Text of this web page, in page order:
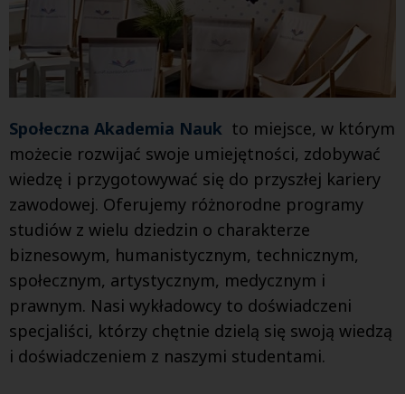
Społeczna Akademia Nauk to miejsce, w którym
możecie rozwijać swoje umiejętności, zdobywać
wiedzę i przygotowywać się do przyszłej kariery
zawodowej. Oferujemy różnorodne programy
studiów z wielu dziedzin o charakterze
biznesowym, humanistycznym, technicznym,
społecznym, artystycznym, medycznym i
prawnym. Nasi wykładowcy to doświadczeni
specjaliści, którzy chętnie dzielą się swoją wiedzą
i doświadczeniem z naszymi studentami.